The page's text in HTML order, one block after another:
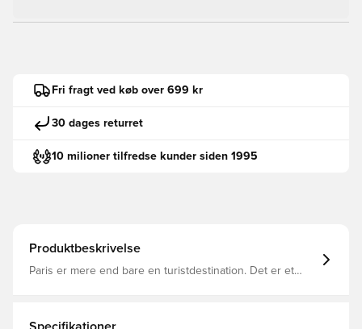
Fri fragt ved køb over 699 kr
30 dages returret
10 milioner tilfredse kunder siden 1995
Produktbeskrivelse
Paris er mere end bare en turistdestination. Det er et
lammeskindsjakke fra 90'ernes franske rap-æra.Skoene